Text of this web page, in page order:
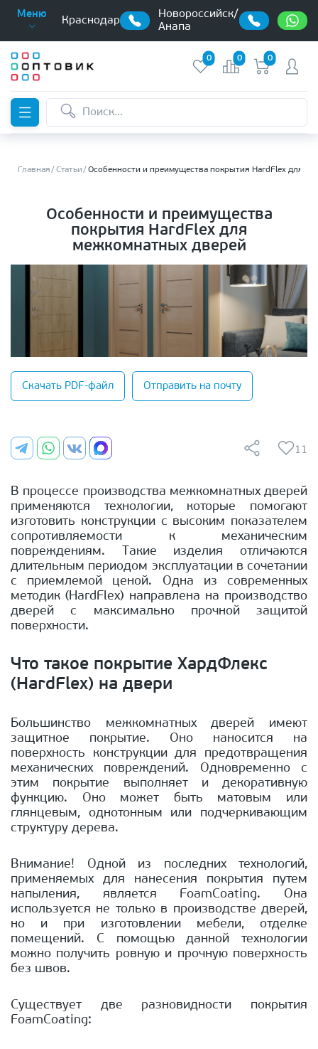
Меню
Краснодар
Новороссийск/
Анапа
0 0 0
Главная Статьи Особенности и преимущества покрытия HardFlex для
Особенности и преимущества
покрытия HardFlex для
межкомнатных дверей
Скачать PDF-файл Отправить на почту
11
В процессе производства межкомнатных дверей
применяются технологии, которые помогают
изготовить конструкции с высоким показателем
сопротивляемости к механическим
повреждениям. Такие изделия отличаются
длительным периодом эксплуатации в сочетании
с приемлемой ценой. Одна из современных
методик (HardFlex) направлена на производство
дверей с максимально прочной защитой
поверхности.
Что такое покрытие ХардФлекс
(HardFlex) на двери
Большинство межкомнатных дверей имеют
защитное покрытие. Оно наносится на
поверхность конструкции для предотвращения
механических повреждений. Одновременно с
этим покрытие выполняет и декоративную
функцию. Оно может быть матовым или
глянцевым, однотонным или подчеркивающим
структуру дерева.
Внимание! Одной из последних технологий,
применяемых для нанесения покрытия путем
напыления, является FoamCoating. Она
используется не только в производстве дверей,
но и при изготовлении мебели, отделке
помещений. С помощью данной технологии
можно получить ровную и прочную поверхность
без швов.
Существует две разновидности покрытия
FoamCoating: